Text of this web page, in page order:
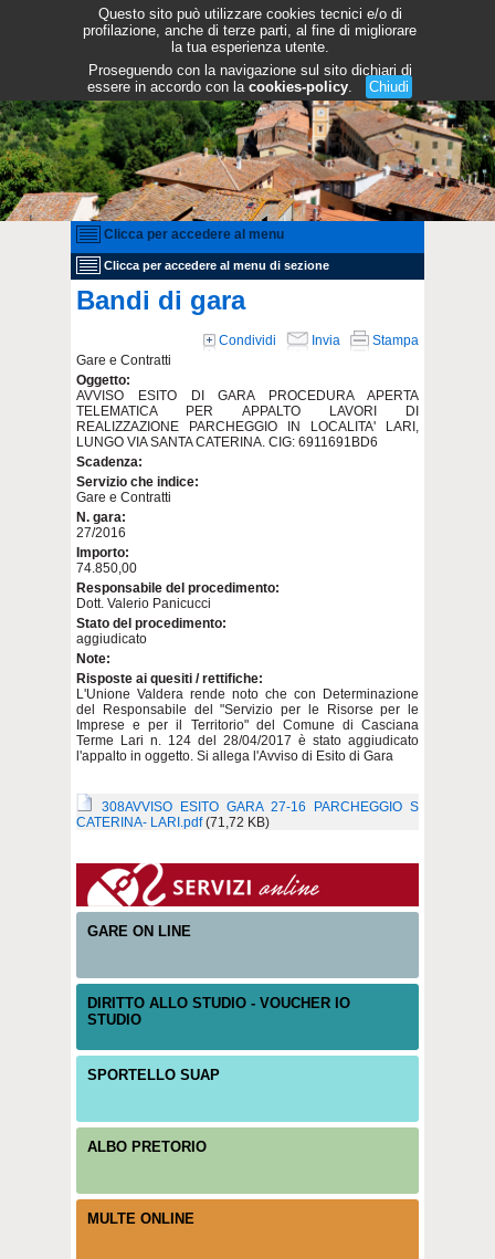
Questo sito può utilizzare cookies tecnici e/o di
profilazione, anche di terze parti, al fine di migliorare
la tua esperienza utente.
Proseguendo con la navigazione sul sito dichiari di
essere in accordo con la cookies-policy. Chiudi
Clicca per accedere al menu
Clicca per accedere al menu di sezione
Bandi di gara
Condividi Invia
Stampa
Gare e Contratti
Oggetto:
AVVISO ESITO DI GARA PROCEDURA APERTA
TELEMATICA PER APPALTO LAVORI DI
REALIZZAZIONE PARCHEGGIO IN LOCALITA' LARI,
LUNGO VIA SANTA CATERINA. CIG: 6911691BD6
Scadenza:
Servizio che indice:
Gare e Contratti
N. gara:
27/2016
Importo:
74.850,00
Responsabile del procedimento:
Dott. Valerio Panicucci
Stato del procedimento:
aggiudicato
Note:
Risposte ai quesiti / rettifiche:
L'Unione Valdera rende noto che con Determinazione
del Responsabile del "Servizio per le Risorse per le
Imprese e per il Territorio" del Comune di Casciana
Terme Lari n. 124 del 28/04/2017 è stato aggiudicato
l'appalto in oggetto. Si allega l'Avviso di Esito di Gara
308AVVISO ESITO GARA 27-16 PARCHEGGIO S
CATERINA- LARI.pdf (71,72 KB)
GARE ON LINE
DIRITTO ALLO STUDIO - VOUCHER IO
STUDIO
SPORTELLO SUAP
ALBO PRETORIO
MULTE ONLINE